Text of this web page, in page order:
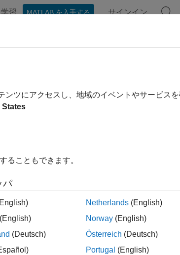
学習 MATLAB を入手する サインイン
ブロックでの数値型データと変数
ブロックは、符号付き整数、符号なし整数、単
Find indices and values of nonzero
ード生成
MATLAB®コードで複素数データを使用します。
ンツにアクセスし、地域のイベントやサービス
States
ることもできます。
パ
(English)
(Deutsch)
Netherlands (English)
Norway (English)
Österreich (Deutsch)
Portugal (English)